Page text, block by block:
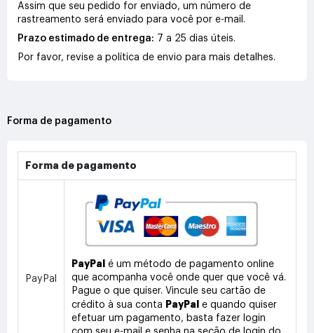
Assim que seu pedido for enviado, um número de
rastreamento será enviado para você por e-mail.
Prazo estimado de entrega: 7 a 25 dias úteis.
Por favor, revise a política de envio para mais detalhes.
Forma de pagamento
Forma de pagamento
PayPal
PayPal
é um método de pagamento online
que acompanha você onde quer que você vá.
Pague o que quiser. Vincule seu cartão de
crédito à sua conta PayPal
e quando quiser
efetuar um pagamento, basta fazer login